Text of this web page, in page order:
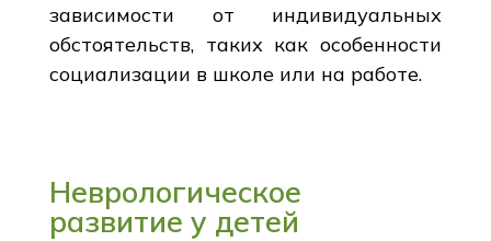
зависимости от индивидуальных
обстоятельств, таких как особенности
социализации в школе или на работе.
Неврологическое
развитие у детей